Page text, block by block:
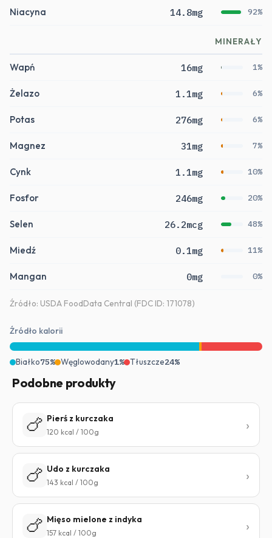
Niacyna 14.8mg 92%
MINERAŁY
Wapń 16mg 1%
Żelazo 1.1mg 6%
Potas 276mg 6%
Magnez 31mg 7%
Cynk 1.1mg 10%
Fosfor 246mg 20%
Selen 26.2mcg 48%
Miedź 0.1mg 11%
Mangan 0mg 0%
Źródło: USDA FoodData Central (FDC ID: 171078)
Źródło kalorii
Białko75% Węglowodany1% Tłuszcze24%
Podobne produkty
🍗 Pierś z kurczaka
120 kcal / 100g
🍗 Udo z kurczaka
143 kcal / 100g
🍗 Mięso mielone z indyka
157 kcal / 100g